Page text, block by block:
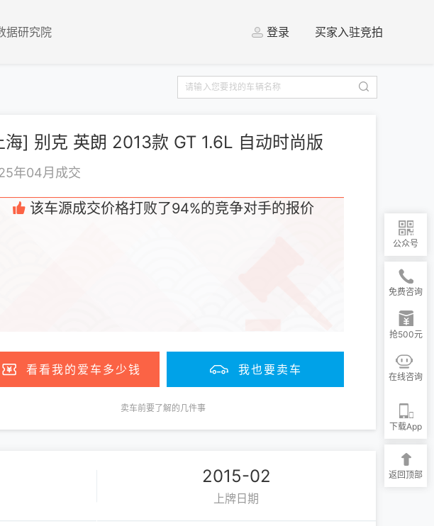
据研究院 登录 买家入驻竞拍
海] 别克 英朗 2013款 GT 1.6L 自动时尚版
年04月成交
该车源成交价格打败了94%的竞争对手的报价
看看我的爱车多少钱 我也要卖车
卖车前要了解的几件事
2015-02
上牌日期
公众号
免费咨询
抢500元
在线咨询
下载App
返回顶部